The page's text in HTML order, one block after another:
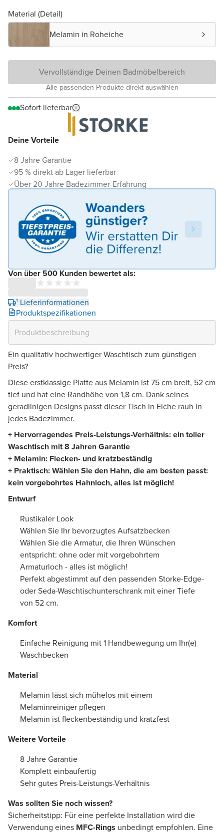
Deine Vorteile
8 Jahre Garantie
95 % direkt ab Lager lieferbar
Über 20 Jahre Badezimmer-Erfahrung
Von über 500 Kunden bewertet als:
¹ Lieferinformationen
Produktspezifikationen
Material (Detail)
Melamin in Roheiche
Vervollständige Deinen Badmöbelbereich
Alle passenden Produkte direkt auswählen
Sofort lieferbar
Ein qualitativ hochwertiger Waschtisch zum günstigen
Preis?
Diese erstklassige Platte aus Melamin ist 75 cm breit, 52 cm
tief und hat eine Randhöhe von 1,8 cm. Dank seines
geradlinigen Designs passt dieser Tisch in Eiche rauh in
jedes Badezimmer.
+ Hervorragendes Preis-Leistungs-Verhältnis: ein toller
Waschtisch mit 8 Jahren Garantie
+ Melamin: Flecken- und kratzbeständig
+ Praktisch: Wählen Sie den Hahn, die am besten passt:
kein vorgebohrtes Hahnloch, alles ist möglich!
Entwurf
Rustikaler Look
Wählen Sie Ihr bevorzugtes Aufsatzbecken
Wählen Sie die Armatur, die Ihren Wünschen
entspricht: ohne oder mit vorgebohrtem
Armaturloch - alles ist möglich!
Perfekt abgestimmt auf den passenden Storke-Edge-
oder Seda-Waschtischunterschrank mit einer Tiefe
von 52 cm.
Komfort
Einfache Reinigung mit 1 Handbewegung um Ihr(e)
Waschbecken
Material
Melamin lässt sich mühelos mit einem
Melaminreiniger pflegen
Melamin ist fleckenbeständig und kratzfest
Weitere Vorteile
8 Jahre Garantie
Komplett einbaufertig
Sehr gutes Preis-Leistungs-Verhältnis
Was sollten Sie noch wissen?
Sicherheitstipp: Für eine perfekte Installation wird die
Verwendung eines MFC-Rings unbedingt empfohlen. Eine